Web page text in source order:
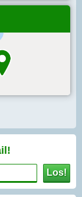
Los!